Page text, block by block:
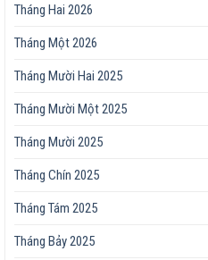
Tháng Hai 2026
Tháng Một 2026
Tháng Mười Hai 2025
Tháng Mười Một 2025
Tháng Mười 2025
Tháng Chín 2025
Tháng Tám 2025
Tháng Bảy 2025